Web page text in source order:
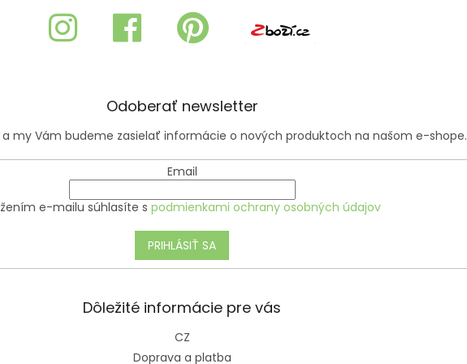
Odoberať newsletter
my Vám budeme zasielať informácie o nových produktoch na našom e-shope.
Email
e-mailu súhlasíte s podmienkami ochrany osobných údajov
PRIHLÁSIŤ SA
Dôležité informácie pre vás
CZ
Doprava a platba